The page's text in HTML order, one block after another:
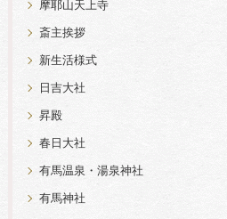
摩耶山天上寺
斎主挨拶
新生活様式
日吉大社
昇殿
春日大社
有馬温泉・湯泉神社
有馬神社